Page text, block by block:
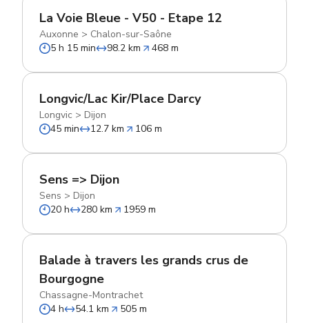
La Voie Bleue - V50 - Etape 12
Auxonne > Chalon-sur-Saône
5 h 15 min
98.2 km 468 m
Longvic/Lac Kir/Place Darcy
Longvic > Dijon
45 min
12.7 km 106 m
Sens => Dijon
Sens > Dijon
20 h
280 km 1959 m
Balade à travers les grands crus de
Bourgogne
Chassagne-Montrachet
4 h
54.1 km 505 m